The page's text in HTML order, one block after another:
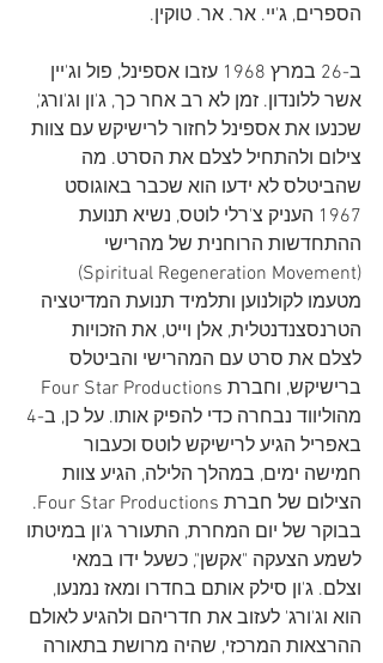
הספרים, ג'יי. אר. אר. טוקין.
ב-26 במרץ 1968 עזבו אספינל, פול וג'יין
אשר ללונדון. זמן לא רב אחר כך, ג'ון וג'ורג',
שכנעו את אספינל לחזור לרישיקש עם צוות
צילום ולהתחיל לצלם את הסרט. מה
שהביטלס לא ידעו הוא שכבר באוגוסט
1967 העניק צ'רלי לוטס, נשיא תנועת
ההתחדשות הרוחנית של מהרישי
(Spiritual Regeneration Movement)
מטעמו לקולנוען ותלמיד תנועת המדיטציה
הטרנסצנדנטלית, אלן וייט, את הזכויות
לצלם את סרט עם המהרישי והביטלס
באפריל הגיע לרישיקש לוטס וכעבור
חמישה ימים, במהלך הלילה, הגיע צוות
הצילום של חברת Four Star Productions.
בבוקר של יום המחרת, התעורר ג'ון במיטתו
לשמע הצעקה "אקשן", כשעל ידו במאי
וצלם. ג'ון סילק אותם בחדרו ומאז נמנעו,
הוא וג'ורג' לעזוב את חדריהם ולהגיע לאולם
ההרצאות המרכזי, שהיה מרושת בתאורה